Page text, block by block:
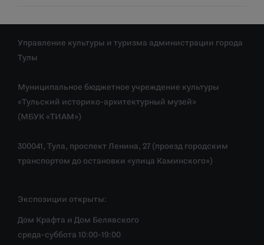
Управление культуры и туризма администрации города
Тулы
Муниципальное бюджетное учреждение культуры
«Тульский историко-архитектурный музей»
(МБУК «ТИАМ»)
300041, Тула, проспект Ленина, 27 (проезд городским
транспортом до остановки «улица Каминского»)
Экспозиции открыты:
Дом Крафта и Дом Белявского
среда-суббота 10:00-19:00